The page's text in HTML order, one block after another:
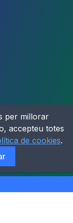
per millorar
accepteu totes
de cookies.